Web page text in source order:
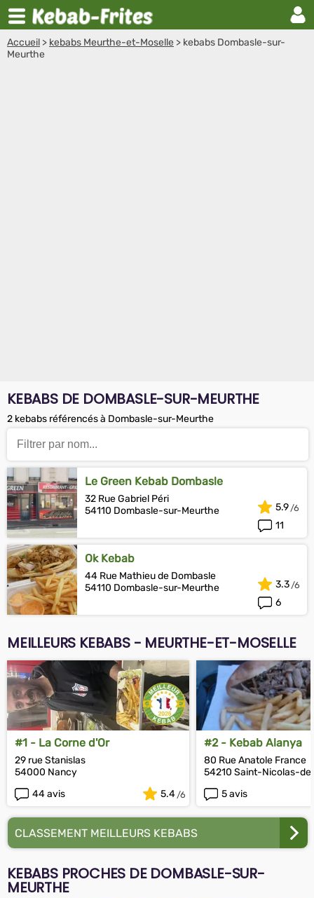
Accueil > kebabs Meurthe-et-Moselle > kebabs Dombasle-sur-
Meurthe
KEBABS DE DOMBASLE-SUR-MEURTHE
2 kebabs référencés à Dombasle-sur-Meurthe
Le Green Kebab Dombasle
32 Rue Gabriel Péri
54110 Dombasle-sur-Meurthe
11
5.9
Ok Kebab
44 Rue Mathieu de Dombasle
54110 Dombasle-sur-Meurthe
6
3.3
MEILLEURS KEBABS - MEURTHE-ET-MOSELLE
#1 - La Corne d'Or
29 rue Stanislas
54000 Nancy
44 avis
5.4
#2 - Kebab Alanya
80 Rue Anatole France
54210 Saint-Nicolas-
5 avis
CLASSEMENT MEILLEURS KEBABS
KEBABS PROCHES DE DOMBASLE-SUR-
MEURTHE